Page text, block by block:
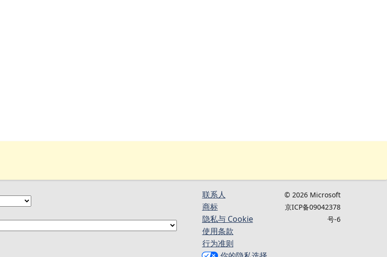
联系人
商标
隐私与 Cookie
使用条款
行为准则
© 2026 Microsoft
京ICP备09042378
号-6